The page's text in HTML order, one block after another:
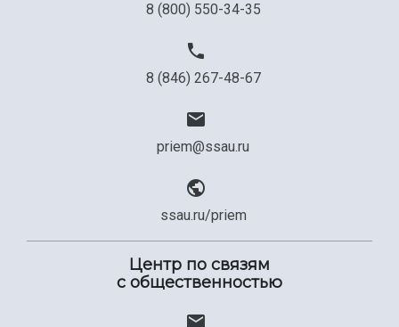
8 (800) 550-34-35
8 (846) 267-48-67
priem@ssau.ru
ssau.ru/priem
Центр по связям
с общественностью